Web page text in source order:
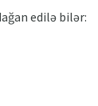
edilə bilər: